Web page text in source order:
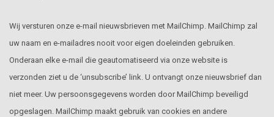
Wij versturen onze e-mail nieuwsbrieven met MailChimp. MailChimp zal
uw naam en e-mailadres nooit voor eigen doeleinden gebruiken.
Onderaan elke e-mail die geautomatiseerd via onze website is
verzonden ziet u de ‘unsubscribe’ link. U ontvangt onze nieuwsbrief dan
niet meer. Uw persoonsgegevens worden door MailChimp beveiligd
opgeslagen. MailChimp maakt gebruik van cookies en andere